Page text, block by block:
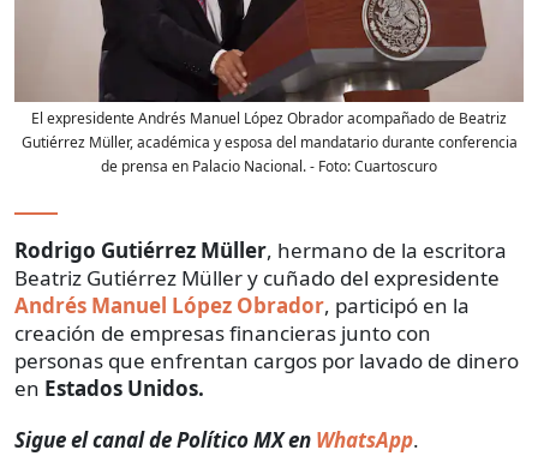
El expresidente Andrés Manuel López Obrador acompañado de Beatriz
Gutiérrez Müller, académica y esposa del mandatario durante conferencia
de prensa en Palacio Nacional.- Foto:Cuartoscuro
Rodrigo Gutiérrez Müller, hermano de la escritora
Beatriz Gutiérrez Müller y cuñado del expresidente
Andrés Manuel López Obrador, participó en la
creación de empresas financieras junto con
personas que enfrentan cargos por lavado de dinero
en Estados Unidos.
Sigue el canal de Político MX en WhatsApp.